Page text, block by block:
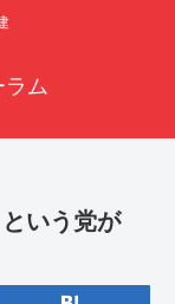
ム
いう党が